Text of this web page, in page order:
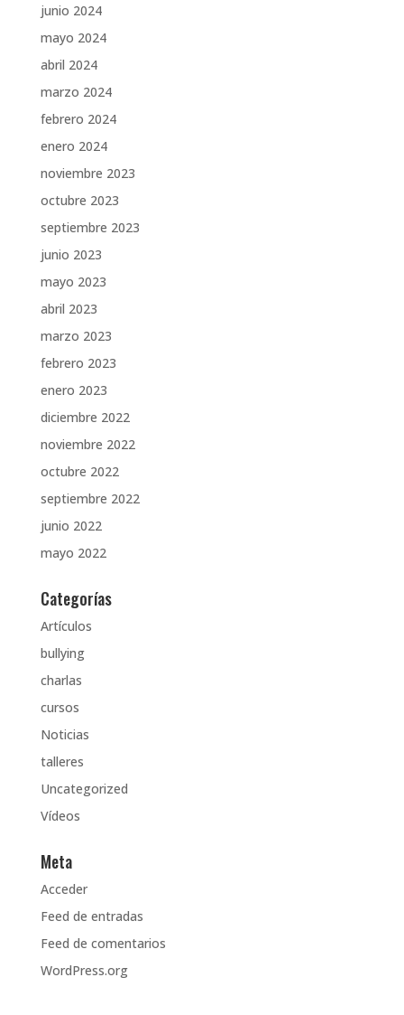
junio 2024
mayo 2024
abril 2024
marzo 2024
febrero 2024
enero 2024
noviembre 2023
octubre 2023
septiembre 2023
junio 2023
mayo 2023
abril 2023
marzo 2023
febrero 2023
enero 2023
diciembre 2022
noviembre 2022
octubre 2022
septiembre 2022
junio 2022
mayo 2022
Categorías
Artículos
bullying
charlas
cursos
Noticias
talleres
Uncategorized
Vídeos
Meta
Acceder
Feed de entradas
Feed de comentarios
WordPress.org